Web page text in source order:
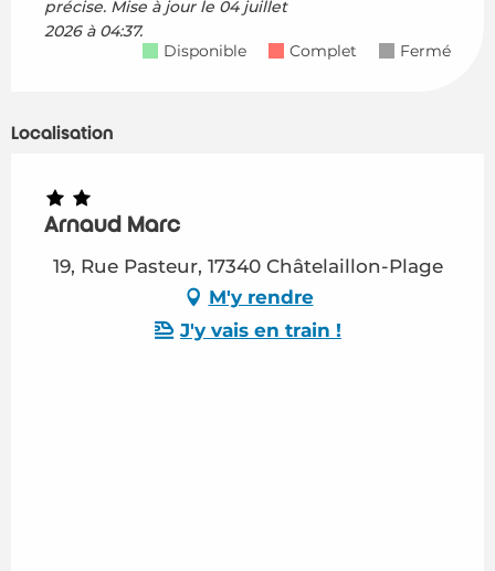
précise. Mise à jour le 04 juillet
2026 à 04:37.
Disponible
Complet Fermé
Localisation
Arnaud Marc
19, Rue Pasteur, 17340 Châtelaillon-Plage
M'y rendre
J'y vais en train !